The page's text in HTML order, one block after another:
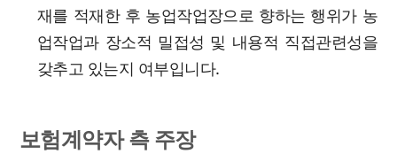
재를 적재한 후 농업작업장으로 향하는 행위가 농
업작업과 장소적 밀접성 및 내용적 직접관련성을
갖추고 있는지 여부입니다.
보험계약자 측 주장